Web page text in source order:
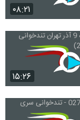
۳۷۴ بازدید
۰۸:۲۱
۱۵:۲۶